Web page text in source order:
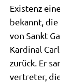
Exi­stenz
bekannt, die
von Sankt
Kar­di­nal
zurück. Er
ver­tre­ter,